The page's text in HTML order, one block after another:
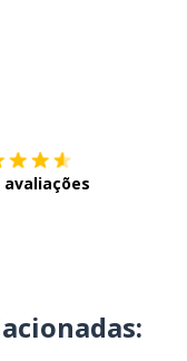
avaliações